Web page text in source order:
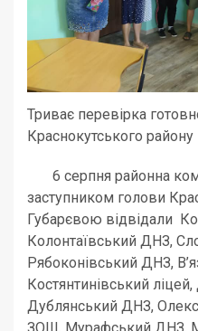
Триває перевірка
Краснокутського
6 серпня районна
заступником голови
Губарєвою відвідали
Колонтаївський ДНЗ,
Рябоконівський ДНЗ,
Костянтинівський
Дублянський ДНЗ,